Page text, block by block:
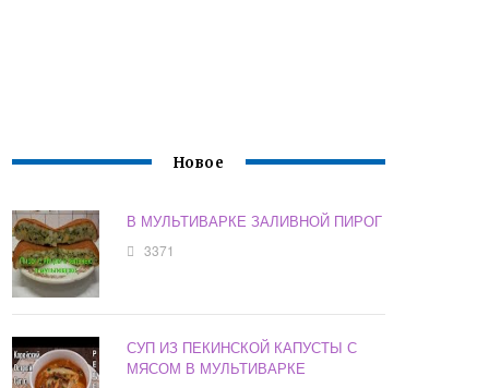
Новое
В МУЛЬТИВАРКЕ ЗАЛИВНОЙ ПИРОГ
3371
СУП ИЗ ПЕКИНСКОЙ КАПУСТЫ С
МЯСОМ В МУЛЬТИВАРКЕ